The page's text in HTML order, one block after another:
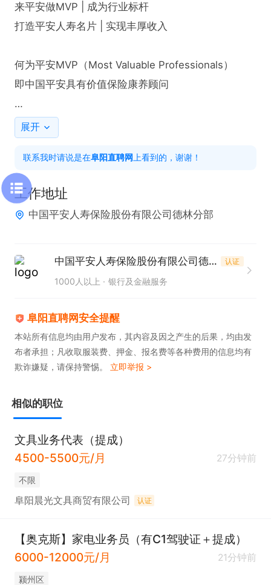
来平安做MVP | 成为行业标杆
打造平安人寿名片 | 实现丰厚收入
何为平安MVP（Most Valuable Professionals）
即中国平安具有价值保险康养顾问
任职要求
●工作经历要求
有2年以上金融行业、销售、企业主、教师、房地
产、医疗、互联网等行业从业者优先
●其他
良好心理素质、沟通能力；
良好的道德操守，诚信、自律
●全方位提供MVP支持 更专业
在这里发现更专业、更全面的自己！期待与你见证，
集团优势
平安“金融+医疗健康生态圈，
展开
联系我时请说是在阜阳直聘网 上看到的，谢谢！
工作地址
中国平安人寿保险股份有限公司德林分部
中国平安人寿保险股份有限公司德林分部 认证
1000人以上 银行及金融服务
阜阳直聘网安全提醒
本站所有信息均由用户发布，其内容及因之产生的后果，均由发
布者承担；凡收取服装费、押金、报名费等各种费用的信息均有
欺诈嫌疑，请保持警惕。 立即举报 >
相似的职位
文具业务代表（提成）
4500-5500元/月
27分钟前
不限
阜阳晨光文具商贸有限公司 认证
【奥克斯】家电业务员（有C1驾驶证＋提成）
6000-12000元/月
21分钟前
颍州区